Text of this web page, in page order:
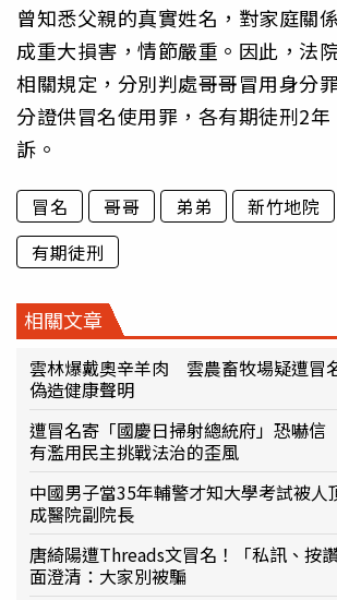
曾知悉父親的真實姓名，對家庭關
成重大損害，情節嚴重。因此，法
相關規定，分別判處哥哥冒用身分
分證供冒名使用罪，各有期徒刑2年
訴。
冒名 哥哥 弟弟 新竹地院
有期徒刑
相關文章
雲林爆戴奧辛羊肉 雲農畜牧場疑遭冒
偽造健康聲明
遭冒名寄「國慶日掃射總統府」恐嚇
有濫用民主挑戰法治的歪風
中國男子當35年輔警才知大學考試被
成醫院副院長
唐綺陽遭Threads文冒名！「私訊、按
面澄清：大家別被騙